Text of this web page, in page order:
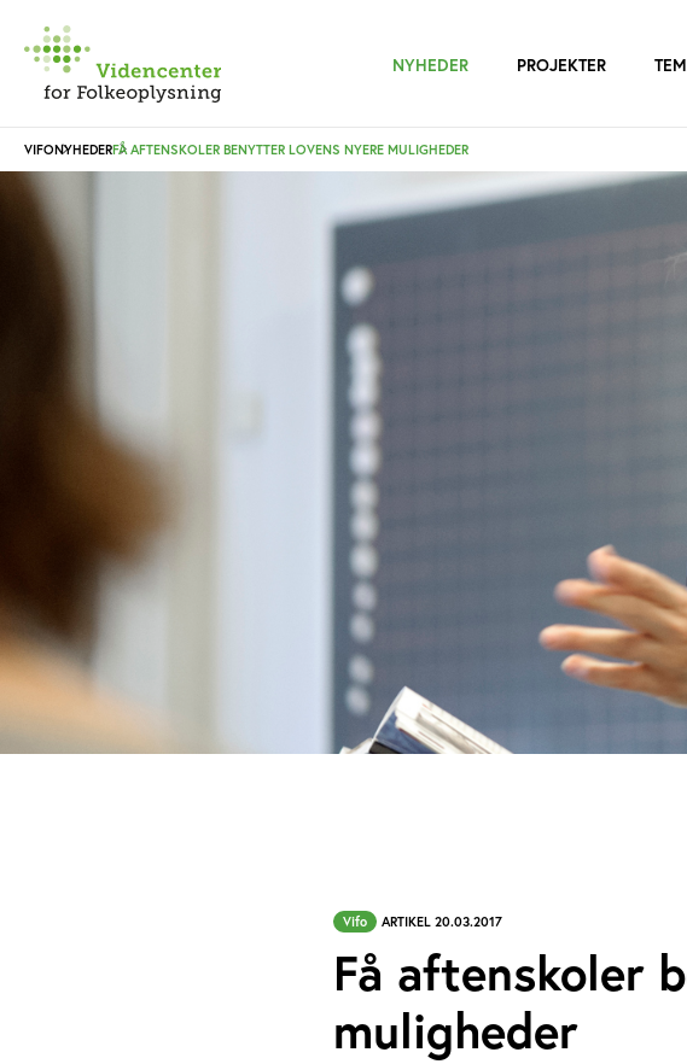
NYHEDER PROJEKTER
VIFONYHEDERFÅ AFTENSKOLER BENYTTER LOVENS NYERE MULIGHEDER
Vifo ARTIKEL 20.03.2017
Få aftenskoler
muligheder